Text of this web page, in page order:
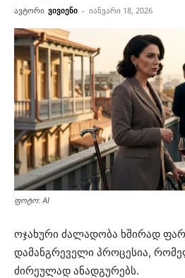
ავტორი ვივიენი - იანვარი 18, 2026
ფოტო: AI
ოჯახური ძალადობა ხშირად
დამანგრეველი პროცესია,
ძირეულად ანადგურებს.